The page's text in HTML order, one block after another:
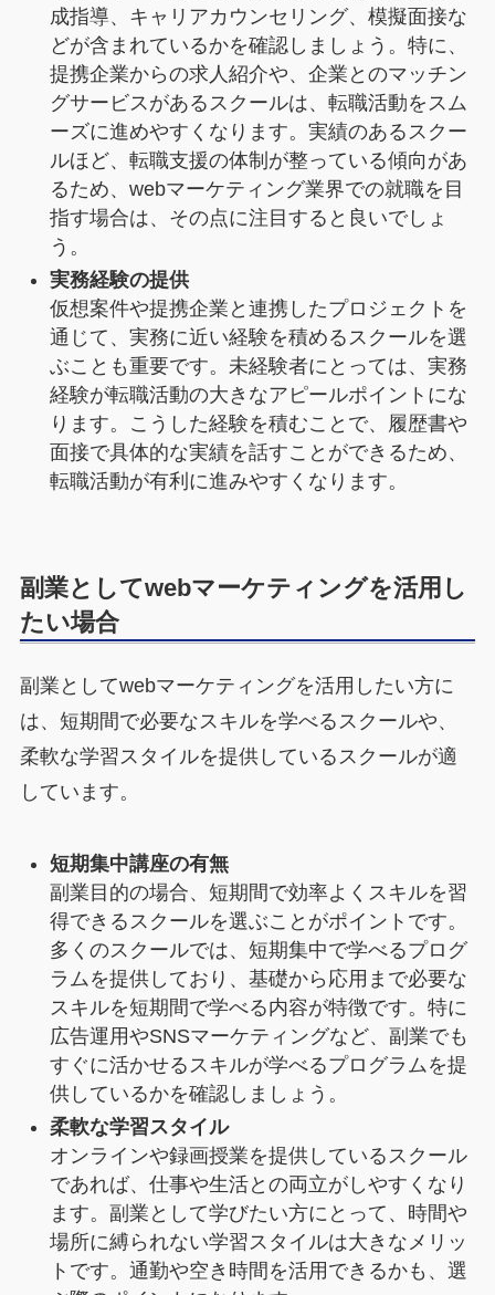
成指導、キャリアカウンセリング、模擬面接な
どが含まれているかを確認しましょう。特に、
提携企業からの求人紹介や、企業とのマッチン
グサービスがあるスクールは、転職活動をスム
ーズに進めやすくなります。実績のあるスクー
ルほど、転職支援の体制が整っている傾向があ
るため、webマーケティング業界での就職を目
指す場合は、その点に注目すると良いでしょ
う。
実務経験の提供
仮想案件や提携企業と連携したプロジェクトを
通じて、実務に近い経験を積めるスクールを選
ぶことも重要です。未経験者にとっては、実務
経験が転職活動の大きなアピールポイントにな
ります。こうした経験を積むことで、履歴書や
面接で具体的な実績を話すことができるため、
転職活動が有利に進みやすくなります。
副業としてwebマーケティングを活用し
たい場合
副業としてwebマーケティングを活用したい方に
は、短期間で必要なスキルを学べるスクールや、
柔軟な学習スタイルを提供しているスクールが適
しています。
短期集中講座の有無
副業目的の場合、短期間で効率よくスキルを習
得できるスクールを選ぶことがポイントです。
多くのスクールでは、短期集中で学べるプログ
ラムを提供しており、基礎から応用まで必要な
スキルを短期間で学べる内容が特徴です。特に
広告運用やSNSマーケティングなど、副業でも
すぐに活かせるスキルが学べるプログラムを提
供しているかを確認しましょう。
柔軟な学習スタイル
オンラインや録画授業を提供しているスクール
であれば、仕事や生活との両立がしやすくなり
ます。副業として学びたい方にとって、時間や
場所に縛られない学習スタイルは大きなメリッ
トです。通勤や空き時間を活用できるかも、選